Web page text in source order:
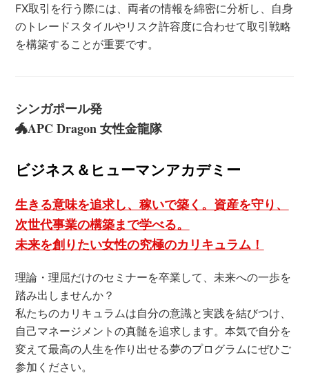
FX取引を行う際には、両者の情報を綿密に分析し、自身
のトレードスタイルやリスク許容度に合わせて取引戦略
を構築することが重要です。
シンガポール発
🐲APC Dragon 女性金龍隊
ビジネス＆ヒューマンアカデミー
生きる意味を追求し、稼いで築く。資産を守り、
次世代事業の構築まで学べる。
未来を創りたい女性の究極のカリキュラム！
理論・理屈だけのセミナーを卒業して、未来への一歩を
踏み出しませんか？
私たちのカリキュラムは自分の意識と実践を結びつけ、
自己マネージメントの真髄を追求します。本気で自分を
変えて最高の人生を作り出せる夢のプログラムにぜひご
参加ください。